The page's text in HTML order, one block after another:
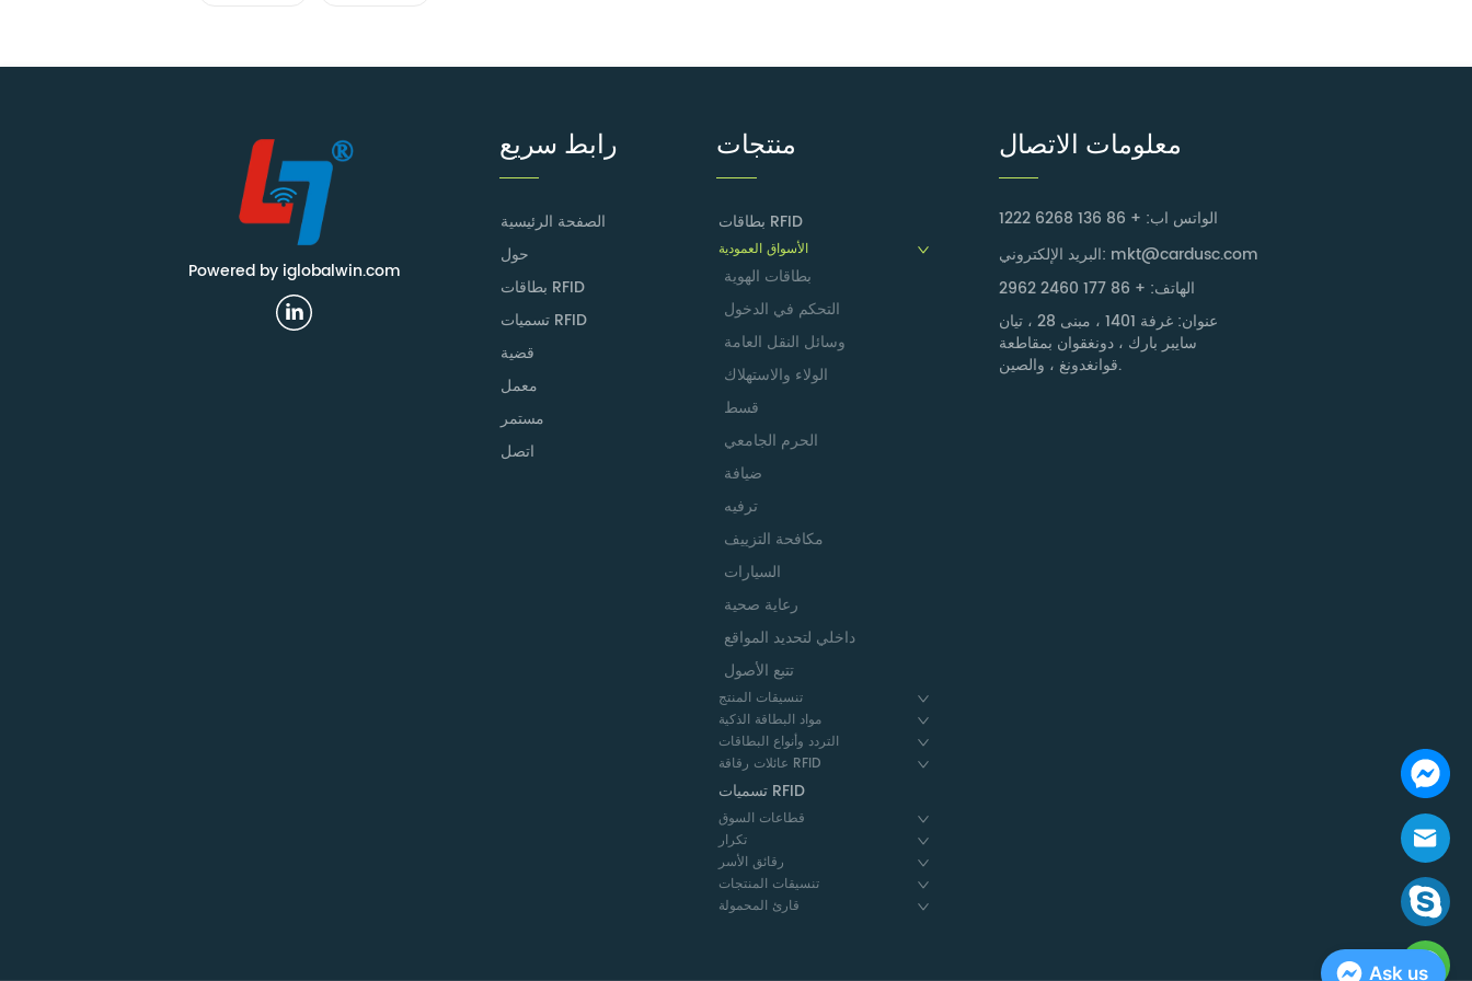
Powered by iglobalwin.com
رابط سريع
الصفحة الرئيسية
حول
بطاقات RFID
تسميات RFID
قضية
معمل
مستمر
اتصل
منتجات
بطاقات RFID
الأسواق العمودية
بطاقات الهوية
التحكم في الدخول
وسائل النقل العامة
الولاء والاستهلاك
قسط
الحرم الجامعي
ضيافة
ترفيه
مكافحة التزييف
السيارات
رعاية صحية
داخلي لتحديد المواقع
تتبع الأصول
تنسيقات المنتج
مواد البطاقة الذكية
التردد وأنواع البطاقات
عائلات رقاقة RFID
تسميات RFID
قطاعات السوق
تكرار
رقائق الأسر
تنسيقات المنتجات
قارئ المحمولة
معلومات الاتصال
الواتس اب: + 86 136 6268 1222
البريد الإلكتروني: mkt@cardusc.com
الهاتف: + 86 177 2460 2962
عنوان: غرفة 1401 ، مبنى 28 ، تيان
سايبر بارك ، دونغقوان بمقاطعة
قوانغدونغ ، والصين.
Ask us